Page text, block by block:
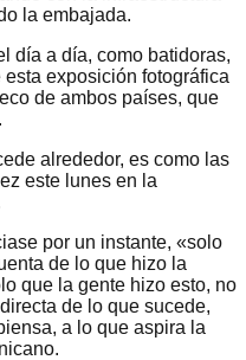
la embajada.
día a día, como batidoras,
exposición fotográfica
de ambos países, que
alrededor, es como las
este lunes en la
por un instante, «solo
de lo que hizo la
que la gente hizo esto, no
de lo que sucede,
a lo que aspira la